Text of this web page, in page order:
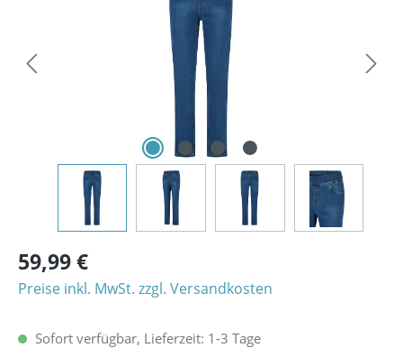
59,99 €
Preise inkl. MwSt. zzgl. Versandkosten
Sofort verfügbar, Lieferzeit: 1-3 Tage